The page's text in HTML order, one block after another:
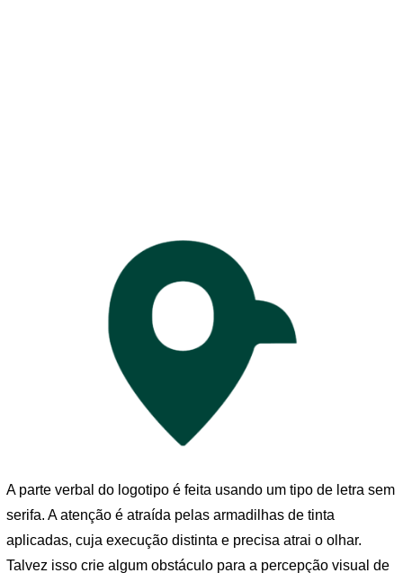
A parte verbal do logotipo é feita usando um tipo de letra sem
serifa. A atenção é atraída pelas armadilhas de tinta
aplicadas, cuja execução distinta e precisa atrai o olhar.
Talvez isso crie algum obstáculo para a percepção visual de